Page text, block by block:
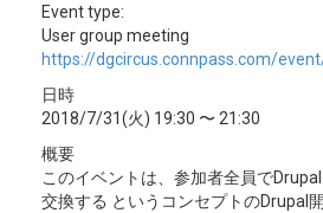
Event type:
User group meeting
https://dgcircus.connpass.com/
日時
2018/7/31(火) 19:30 〜 21:30
概要
このイベントは、参加者全員で
交換する というコンセプトのDrupal